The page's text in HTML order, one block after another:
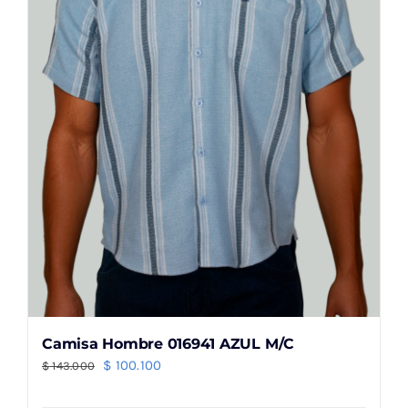
pueden
página
producto
Camisa Hombre 016941 AZUL M/C
$143.000
El
$ 100.100